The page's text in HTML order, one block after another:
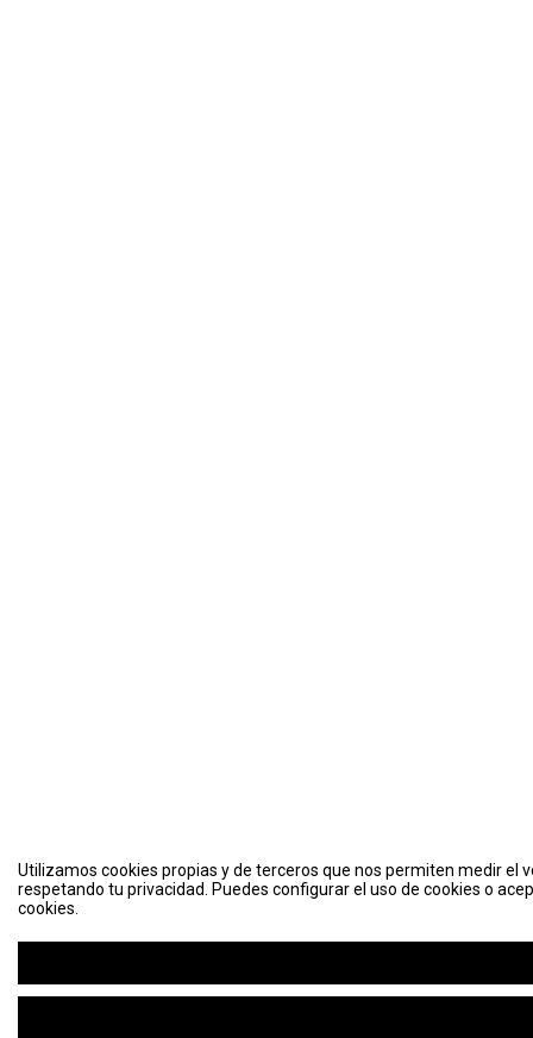
Utilizamos cookies propias y de terceros que nos permiten medir el
respetando tu privacidad. Puedes configurar el uso de cookies o
cookies.